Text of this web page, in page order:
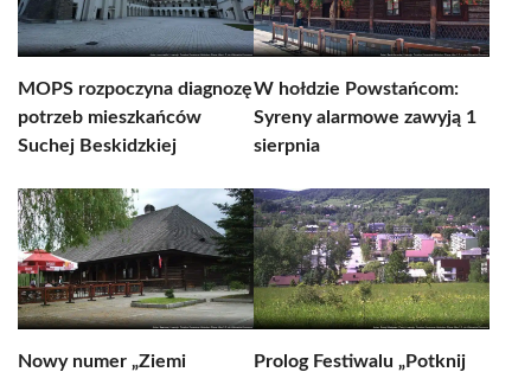
MOPS rozpoczyna diagnozę
potrzeb mieszkańców
Suchej Beskidzkiej
W hołdzie Powstańcom:
Syreny alarmowe zawyją 1
sierpnia
Nowy numer „Ziemi
Prolog Festiwalu „Potknij